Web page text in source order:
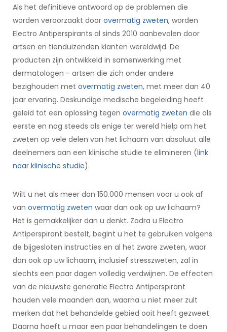
Als het definitieve antwoord op de problemen die
worden veroorzaakt door overmatig zweten, worden
Electro Antiperspirants al sinds 2010 aanbevolen door
artsen en tienduizenden klanten wereldwijd. De
producten zijn ontwikkeld in samenwerking met
dermatologen - artsen die zich onder andere
bezighouden met overmatig zweten, met meer dan 40
jaar ervaring. Deskundige medische begeleiding heeft
geleid tot een oplossing tegen overmatig zweten die als
eerste en nog steeds als enige ter wereld hielp om het
zweten op vele delen van het lichaam van absoluut alle
deelnemers aan een klinische studie te elimineren (link
naar klinische studie).
Wilt u net als meer dan 150.000 mensen voor u ook af
van overmatig zweten waar dan ook op uw lichaam?
Het is gemakkelijker dan u denkt. Zodra u Electro
Antiperspirant bestelt, begint u het te gebruiken volgens
de bijgesloten instructies en al het zware zweten, waar
dan ook op uw lichaam, inclusief stresszweten, zal in
slechts een paar dagen volledig verdwijnen. De effecten
van de nieuwste generatie Electro Antiperspirant
houden vele maanden aan, waarna u niet meer zult
merken dat het behandelde gebied ooit heeft gezweet.
Daarna hoeft u maar een paar behandelingen te doen